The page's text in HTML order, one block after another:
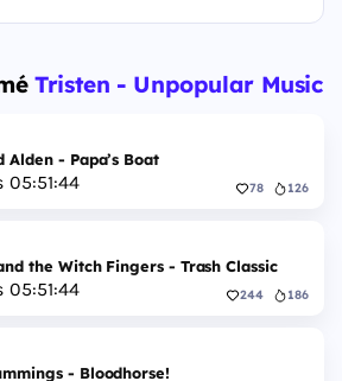
Tristen - Unpopular Music
Alden - Papa’s Boat
05:51:44 78 126
the Witch Fingers - Trash Classic
05:51:44 244 186
- Bloodhorse!